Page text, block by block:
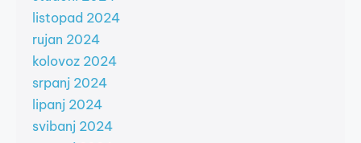
listopad 2024
rujan 2024
kolovoz 2024
srpanj 2024
lipanj 2024
svibanj 2024